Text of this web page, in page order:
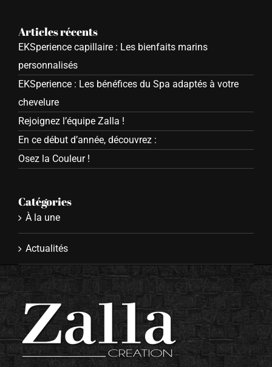
Articles récents
EKSperience capillaire : Les bienfaits marins
personnalisés
EKSperience : Les bénéfices du Spa adaptés à votre
chevelure
Rejoignez l’équipe Zalla !
En ce début d’année, découvrez :
Osez la Couleur !
Catégories
À la une
Actualités